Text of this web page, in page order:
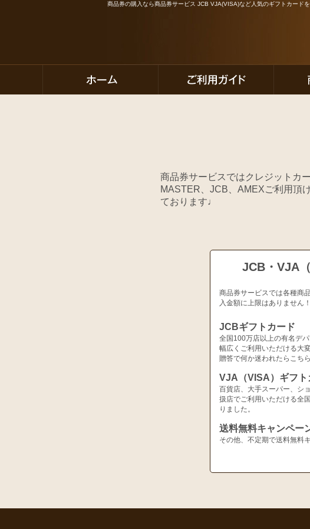
商品券の購入なら商品券サービス JCB VJA(VISA)など人気のギフトカード
商品券サービスではクレジットカ
MASTER、JCB、AMEXご利用頂
ております♩
JCB・VJA
商品券サービスでは各種商
入金額に上限はありません
JCBギフトカード
全国100万店以上の有名デ
幅広くご利用いただける大
贈答で何か迷われたらこち
VJA（VISA）ギフト
百貨店、大手スーパー、シ
扱店でご利用いただける全
りました。
送料無料キャンペー
その他、不定期で送料無料